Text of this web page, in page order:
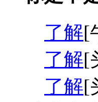
了解[
了解[
了解[